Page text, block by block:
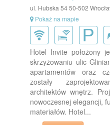
ul. Hubska 54 50-502
Pokaż na mapie
Hotel Invite położony
skrzyżowaniu ulic
apartamentów oraz
zostały
architektów wnętrz.
nowoczesnej elegancji,
materiałów. Hotel...